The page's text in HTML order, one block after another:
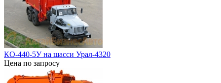
КО-440-5У на шасси Урал-4320
Цена по запросу